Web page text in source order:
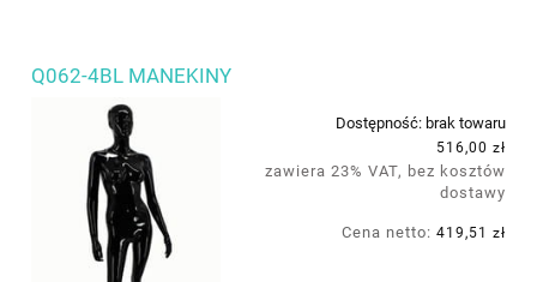
Q062-4BL MANEKINY
Dostępność: brak towaru
516,00 zł
zawiera 23% VAT, bez kosztów
dostawy
Cena netto: 419,51 zł